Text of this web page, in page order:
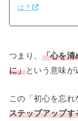
は？
つまり、 「心を清
に」という意味が
この「初心を忘
ステップアップす